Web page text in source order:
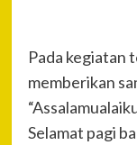
Pada kegiatan
memberikan
Selamat pagi